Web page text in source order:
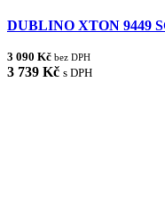
DUBLINO XTON 9449
3 090 Kč bez DPH
3 739 Kč s DPH